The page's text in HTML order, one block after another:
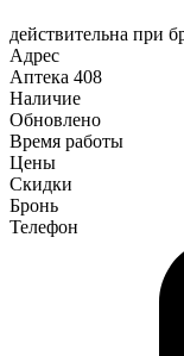
действительна при
Адрес
Аптека 408
Наличие
Обновлено
Время работы
Цены
Скидки
Бронь
Телефон